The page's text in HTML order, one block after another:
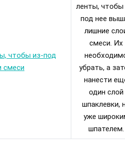
ленты, чтобы
под нее
лишние
смеси. Их
убрать, а
нанести
один слой
шпаклевки,
уже
шпателем.